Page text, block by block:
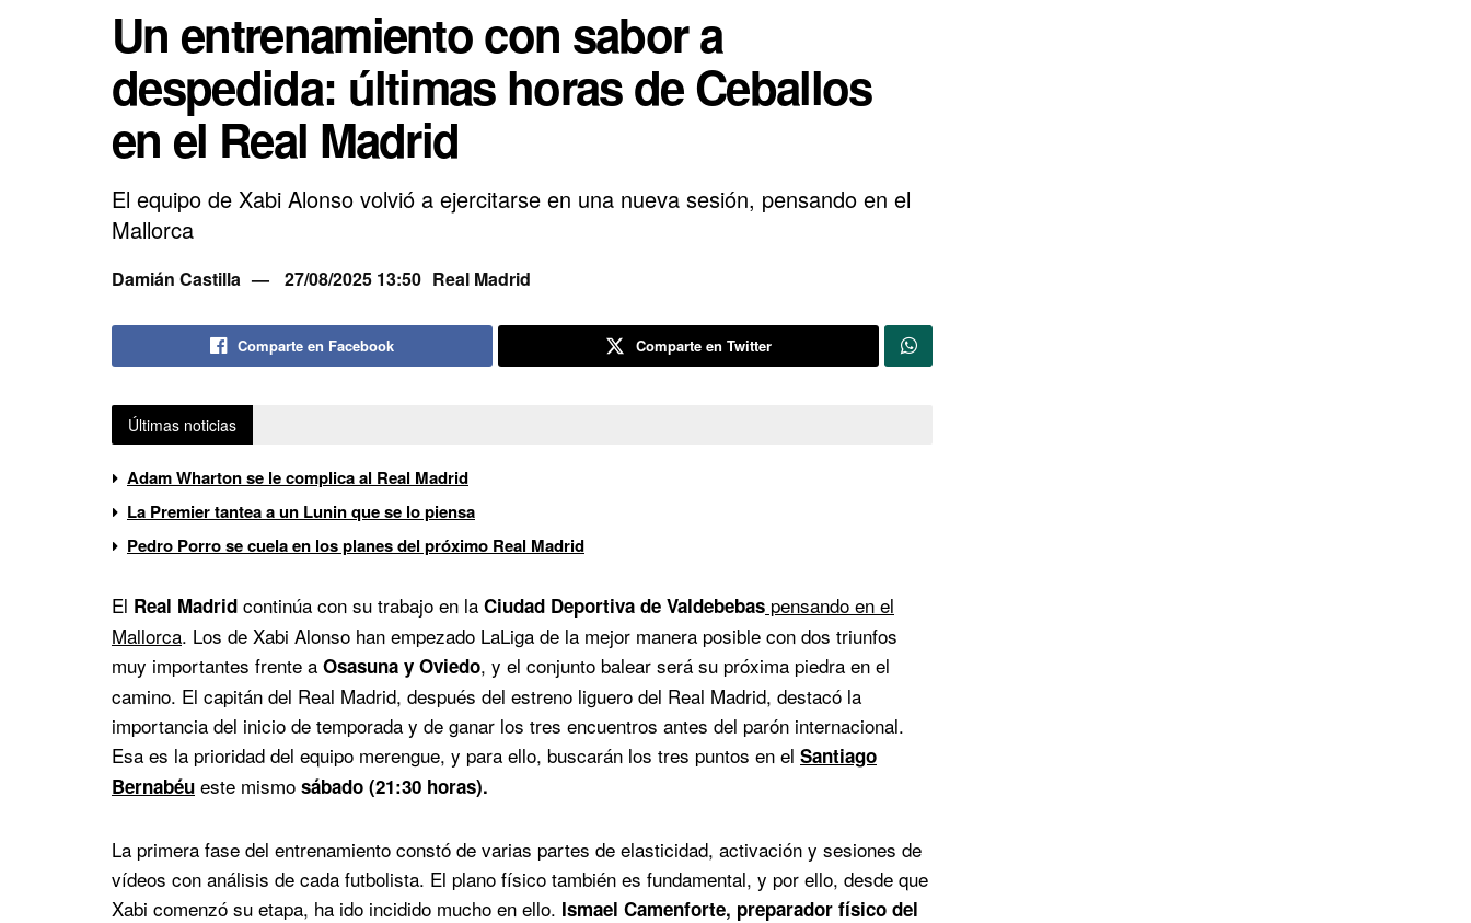
Un entrenamiento con sabor a
despedida: últimas horas de Ceballos
en el Real Madrid
El equipo de Xabi Alonso volvió a ejercitarse en una nueva sesión, pensando en el
Mallorca
Damián Castilla 27/08/2025 13:50 Real Madrid
Comparte en Facebook Comparte en Twitter
Últimas noticias
Adam Wharton se le complica al Real Madrid
La Premier tantea a un Lunin que se lo piensa
Pedro Porro se cuela en los planes del próximo Real Madrid
El Real Madrid continúa con su trabajo en la Ciudad Deportiva de Valdebebas pensando en el
Mallorca. Los de Xabi Alonso han empezado LaLiga de la mejor manera posible con dos triunfos
muy importantes frente a Osasuna y Oviedo, y el conjunto balear será su próxima piedra en el
camino. El capitán del Real Madrid, después del estreno liguero del Real Madrid, destacó la
importancia del inicio de temporada y de ganar los tres encuentros antes del parón internacional.
Esa es la prioridad del equipo merengue, y para ello, buscarán los tres puntos en el Santiago
Bernabéu este mismo sábado (21:30 horas).
La primera fase del entrenamiento constó de varias partes de elasticidad, activación y sesiones de
vídeos con análisis de cada futbolista. El plano físico también es fundamental, y por ello, desde que
Xabi comenzó su etapa, ha ido incidido mucho en ello. Ismael Camenforte, preparador físico del